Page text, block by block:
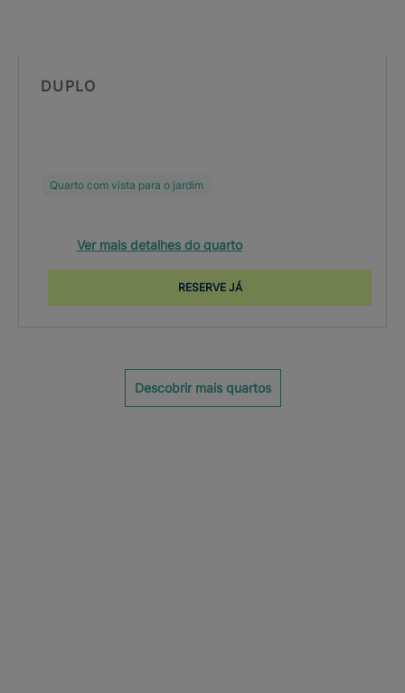
DUPLO
Quarto com vista para o jardim
Ver mais detalhes do quarto
RESERVE JÁ
Descobrir mais quartos